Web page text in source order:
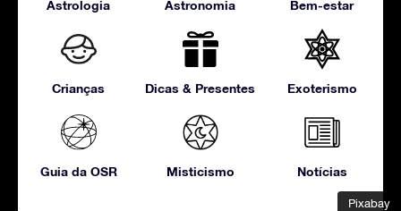
Pixabay
Pixabay
Astrologia Astronomia Bem-estar
Crianças Dicas & Presentes Exoterismo
Guia da OSR Misticismo Notícias